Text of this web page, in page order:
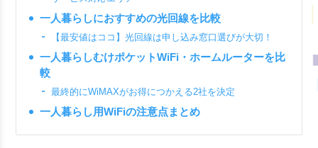
一人暮らしにおすすめの光回線を比較
【最安値はココ】光回線は申し込み窓口選びが大切！
一人暮らしむけポケットWiFi・ホームルーターを比
較
最終的にWiMAXがお得につかえる2社を決定
一人暮らし用WiFiの注意点まとめ